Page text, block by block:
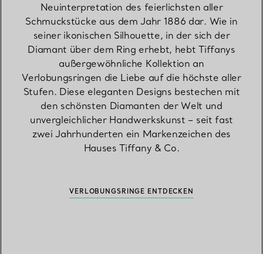
Neuinterpretation des feierlichsten aller
Schmuckstücke aus dem Jahr 1886 dar. Wie in
seiner ikonischen Silhouette, in der sich der
Diamant über dem Ring erhebt, hebt Tiffanys
außergewöhnliche Kollektion an
Verlobungsringen die Liebe auf die höchste aller
Stufen. Diese eleganten Designs bestechen mit
den schönsten Diamanten der Welt und
unvergleichlicher Handwerkskunst – seit fast
zwei Jahrhunderten ein Markenzeichen des
Hauses Tiffany & Co.
VERLOBUNGSRINGE ENTDECKEN